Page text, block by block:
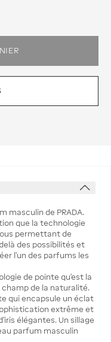
masculin de PRADA.
que la technologie
permettant de
des possibilités et
l’un des parfums les
de pointe qu’est la
de la naturalité.
qui encapsule un éclat
extrême et
élégantes. Un sillage
parfum masculin